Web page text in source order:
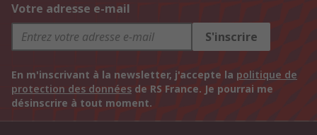
Votre adresse e-mail
S'inscrire
En m'inscrivant à la newsletter, j'accepte la politique de
protection des données de RS France. Je pourrai me
désinscrire à tout moment.